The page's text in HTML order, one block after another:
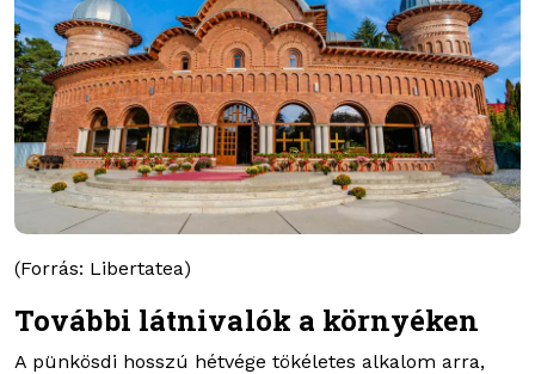
(Forrás: Libertatea)
További látnivalók a környéken
A pünkösdi hosszú hétvége tökéletes alkalom arra,